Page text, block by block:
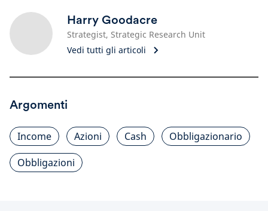
Harry Goodacre
Strategist, Strategic Research Unit
Vedi tutti gli articoli
Argomenti
Income Azioni Cash
Obbligazionario
Obbligazioni